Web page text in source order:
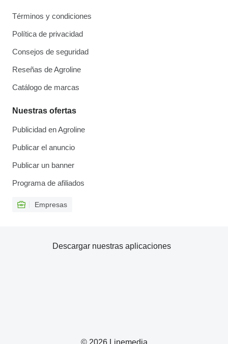
Términos y condiciones
Política de privacidad
Consejos de seguridad
Reseñas de Agroline
Catálogo de marcas
Nuestras ofertas
Publicidad en Agroline
Publicar el anuncio
Publicar un banner
Programa de afiliados
Empresas
Descargar nuestras aplicaciones